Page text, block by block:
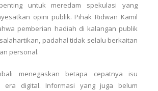
untuk meredam spekulasi yang
opini publik. Pihak Ridwan Kamil
pemberian hadiah di kalangan publik
padahal tidak selalu berkaitan
personal.
menegaskan betapa cepatnya isu
era digital. Informasi yang juga belum